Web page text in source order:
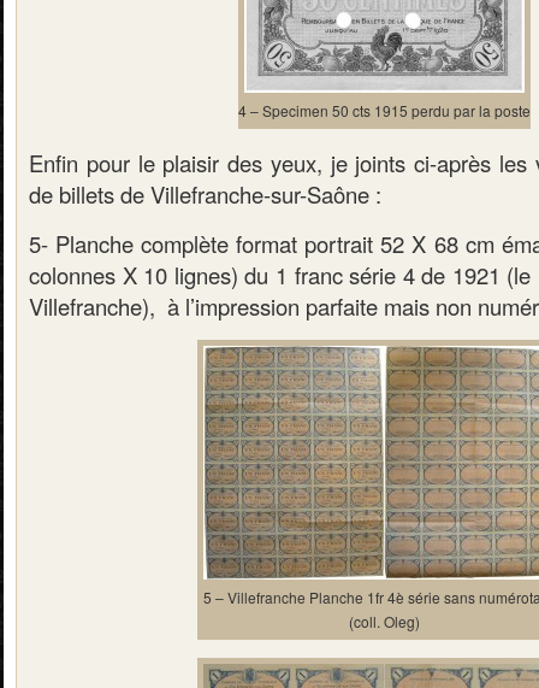
4 – Specimen 50 cts 1915 perdu par la poste
Enfin pour le plaisir des yeux, je joints ci-après les
de billets de Villefranche-sur-Saône :
5- Planche complète format portrait 52 X 68 cm
colonnes X 10 lignes) du 1 franc série 4 de 1921
Villefranche), à l’impression parfaite mais non
5 – Villefranche Planche 1fr 4è série sans
(coll. Oleg)